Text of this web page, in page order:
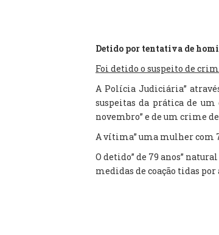
Detido por tentativa de
Foi detido o suspeito de
A Polícia Judiciária”
suspeitas da prática de
novembro” e de um crime
A vítima” uma mulher com
O detido” de 79 anos”
medidas de coação tidas por